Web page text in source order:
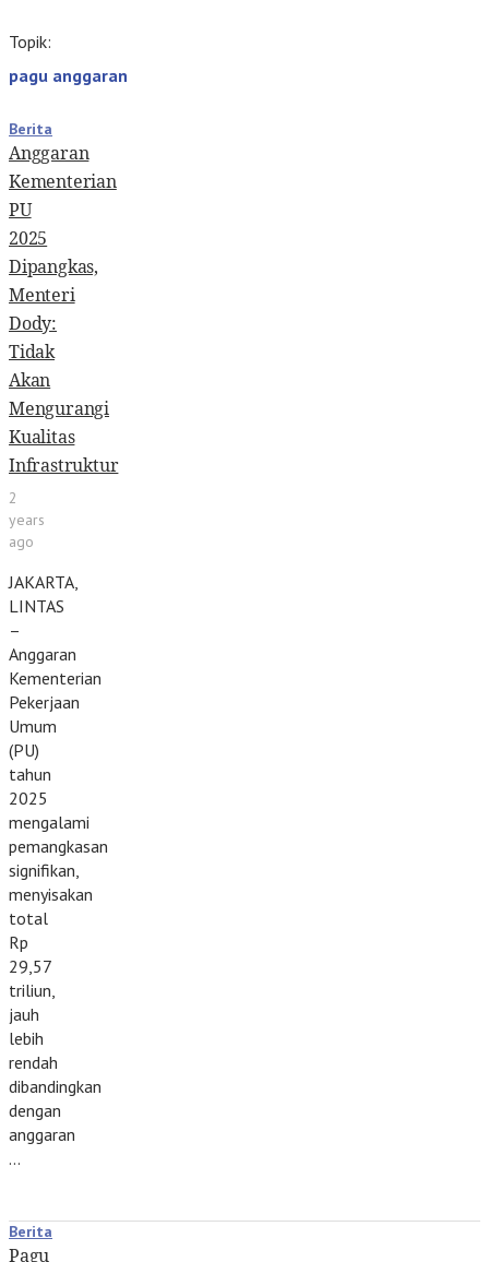
Topik:
pagu anggaran
Berita
Anggaran
Kementerian
PU
2025
Dipangkas,
Menteri
Dody:
Tidak
Akan
Mengurangi
Kualitas
Infrastruktur
2
years
ago
JAKARTA,
LINTAS
–
Anggaran
Kementerian
Pekerjaan
Umum
(PU)
tahun
2025
mengalami
pemangkasan
signifikan,
menyisakan
total
Rp
29,57
triliun,
jauh
lebih
rendah
dibandingkan
dengan
anggaran
…
Berita
Pagu